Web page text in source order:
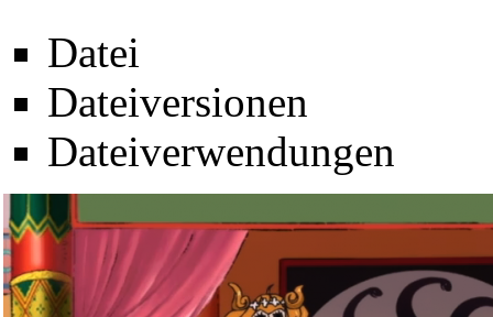
Datei
Dateiversionen
Dateiverwendungen